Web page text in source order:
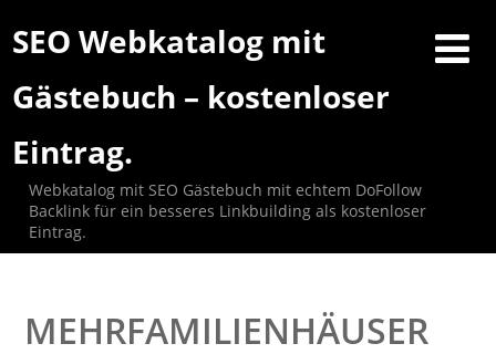
SEO Webkatalog mit
Gästebuch – kostenloser
Eintrag.
Webkatalog mit SEO Gästebuch mit echtem DoFollow
Backlink für ein besseres Linkbuilding als kostenloser
Eintrag.
MEHRFAMILIENHÄUSER